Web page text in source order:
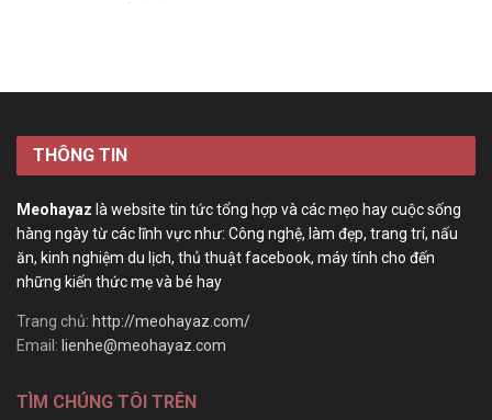
THÔNG TIN
Meohayaz là website tin tức tổng hợp và các mẹo hay cuộc sống
hàng ngày từ các lĩnh vực như: Công nghệ, làm đẹp, trang trí, nấu
ăn, kinh nghiệm du lịch, thủ thuật facebook, máy tính cho đến
những kiến thức mẹ và bé hay
Trang chủ: http://meohayaz.com/
Email: lienhe@meohayaz.com
TÌM CHÚNG TÔI TRÊN